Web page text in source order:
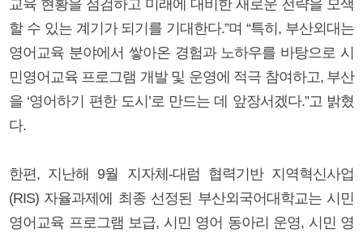
교육 현황을 점검하고 미래에 대비한 새로운 전략을 모색
할 수 있는 계기가 되기를 기대한다.”며 “특히, 부산외대는
영어교육 분야에서 쌓아온 경험과 노하우를 바탕으로 시
민영어교육 프로그램 개발 및 운영에 적극 참여하고, 부산
을 ‘영어하기 편한 도시’로 만드는 데 앞장서겠다.”고 밝혔
다.
한편, 지난해 9월 지자체-대럼 협력기반 지역혁신사업
(RIS) 자율과제에 최종 선정된 부산외국어대학교는 시민
영어교육 프로그램 보급, 시민 영어 동아리 운영, 시민 영